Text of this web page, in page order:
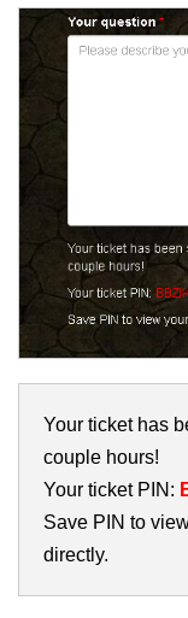
Your ticket has
couple hours!
Your ticket PIN:
Save PIN to
directly.